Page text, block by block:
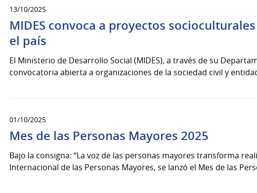
13/10/2025
MIDES convoca a proyectos
el país
El Ministerio de Desarrollo Social (MIDES), a través de su
convocatoria abierta a organizaciones de la sociedad civil y
01/10/2025
Mes de las Personas Mayores 2025
Bajo la consigna: “La voz de las personas mayores transforma
Internacional de las Personas Mayores, se lanzó el Mes de las